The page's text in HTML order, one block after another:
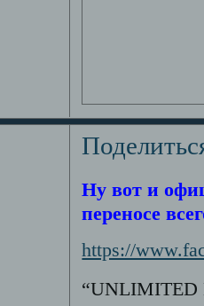
Ну вот и
переносе
https://
“UNLIMITED